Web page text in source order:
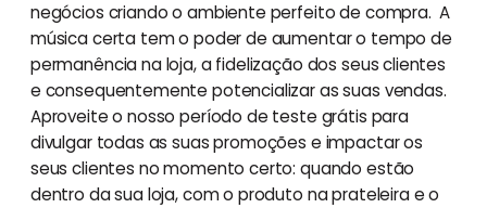
negócios criando o ambiente perfeito de compra. A
música certa tem o poder de aumentar o tempo de
permanência na loja, a fidelização dos seus clientes
e consequentemente potencializar as suas vendas.
Aproveite o nosso período de teste grátis para
divulgar todas as suas promoções e impactar os
seus clientes no momento certo: quando estão
dentro da sua loja, com o produto na prateleira e o